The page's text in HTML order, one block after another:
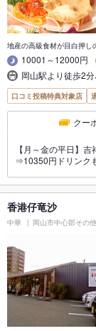
地産の高級食材が目白押し
10001～12000円
岡山駅より徒歩2分
口コミ投稿特典対象店
クー
【月～金の平日】
⇒10350円ドリンク
香港仔竜沙
中華 岡山市中心部その他